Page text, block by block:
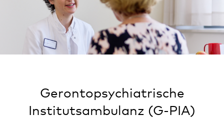
Gerontopsychiatrische
Institutsambulanz (G-PIA)